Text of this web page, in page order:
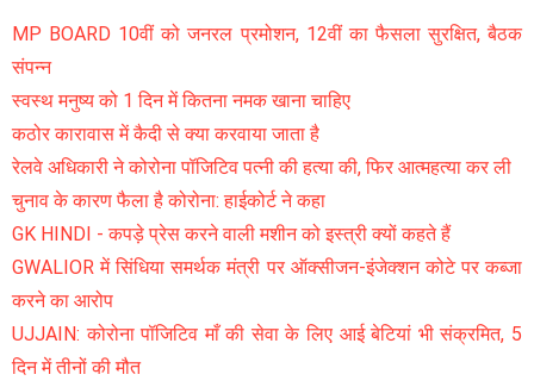
MP BOARD 10वीं को जनरल प्रमोशन, 12वीं का फैसला सुरक्षित, बैठक
संपन्न
स्वस्थ मनुष्य को 1 दिन में कितना नमक खाना चाहिए
कठोर कारावास में कैदी से क्या करवाया जाता है
रेलवे अधिकारी ने कोरोना पॉजिटिव पत्नी की हत्या की, फिर आत्महत्या कर ली
चुनाव के कारण फैला है कोरोना: हाईकोर्ट ने कहा
GK HINDI - कपड़े प्रेस करने वाली मशीन को इस्त्री क्यों कहते हैं
GWALIOR में सिंधिया समर्थक मंत्री पर ऑक्सीजन-इंजेक्शन कोटे पर कब्जा
करने का आरोप
UJJAIN: कोरोना पॉजिटिव माँ की सेवा के लिए आई बेटियां भी संक्रमित, 5
दिन में तीनों की मौत